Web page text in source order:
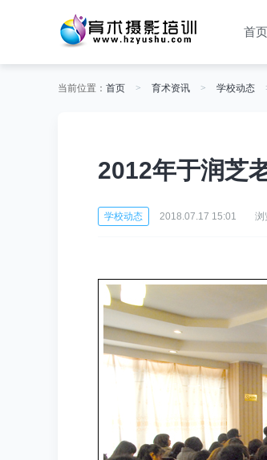
首页
当前位置： 首页 > 育术资讯 > 学校动态
2012年于润芝
学校动态 2018.07.17 15:01 浏